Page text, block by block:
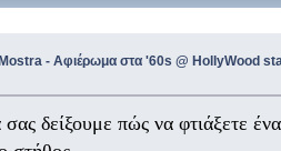
- Αφιέρωμα στα '60s @ HollyWood
δείξουμε πώς να φτιάξετε